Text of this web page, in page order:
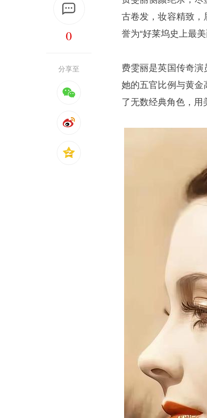
0
分享至
古卷发，妆容精致，
誉为“好莱坞史上最美
费雯丽是英国传奇演
她的五官比例与黄金
了无数经典角色，用